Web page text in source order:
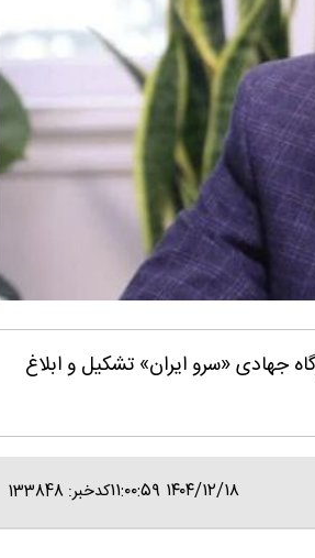
جهادی «سرو ایران» تشکیل و ابلاغ
۱۴۰۴/۱۲/۱۸ ۱۱:۰۰:۵۹ کدخبر: 133848